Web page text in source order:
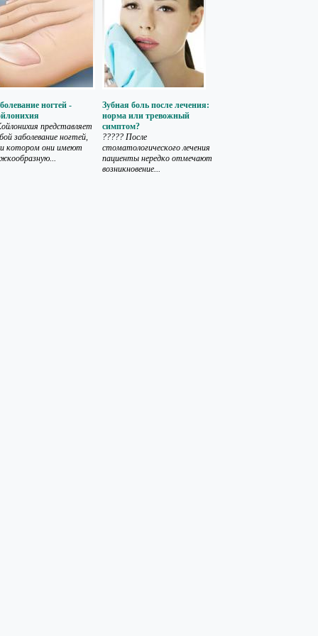
ногтей -
представляет
заболевание ногтей,
котором они имеют
Зубная боль после лечения:
норма или тревожный
симптом?
????? После
стоматологического лечения
пациенты нередко отмечают
возникновение...